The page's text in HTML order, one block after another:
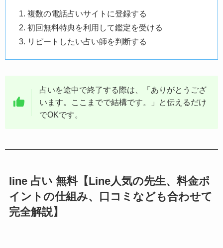
複数の電話占いサイトに登録する
初回無料特典を利用して鑑定を受ける
リピートしたい占い師を判断する
占いを途中で終了する際は、「ありがとうござ
います。ここまでで結構です。」と伝えるだけ
でOKです。
line 占い 無料【Line人気の先生、料金ポ
イントの仕組み、口コミなども合わせて
完全解説】